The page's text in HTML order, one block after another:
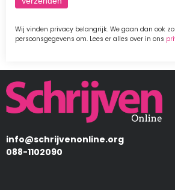
Wij vinden privacy belangrijk. We gaan dan ook
persoonsgegevens om. Lees er alles over in ons
Afbeelding
info@schrijvenonline.org
088-1102090